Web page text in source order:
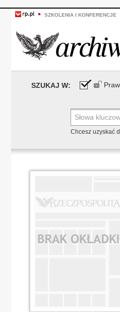
SZKOLENIA I KONFERENCJE
SZUKAJ W:
Chcesz uzyskać